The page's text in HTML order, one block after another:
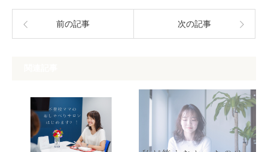
前の記事 次の記事